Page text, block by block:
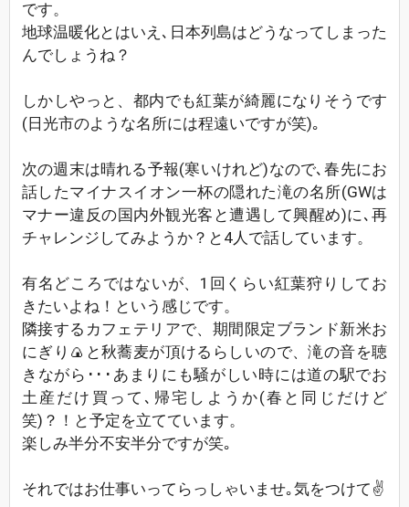
です。
地球温暖化とはいえ､日本列島はどうなってしまった
んでしょうね？
しかしやっと、都内でも紅葉が綺麗になりそうです
(日光市のような名所には程遠いですが笑)｡
次の週末は晴れる予報(寒いけれど)なので､春先にお
話したマイナスイオン一杯の隠れた滝の名所(GWは
マナー違反の国内外観光客と遭遇して興醒め)に､再
チャレンジしてみようか？と4人で話しています。
有名どころではないが、1回くらい紅葉狩りしてお
きたいよね！という感じです。
隣接するカフェテリアで、期間限定ブランド新米お
にぎり🍙と秋蕎麦が頂けるらしいので、滝の音を聴
きながら･･･あまりにも騒がしい時には道の駅でお
土産だけ買って､帰宅しようか(春と同じだけど
笑)？！と予定を立てています。
楽しみ半分不安半分ですが笑｡
それではお仕事いってらっしゃいませ｡気をつけて✌